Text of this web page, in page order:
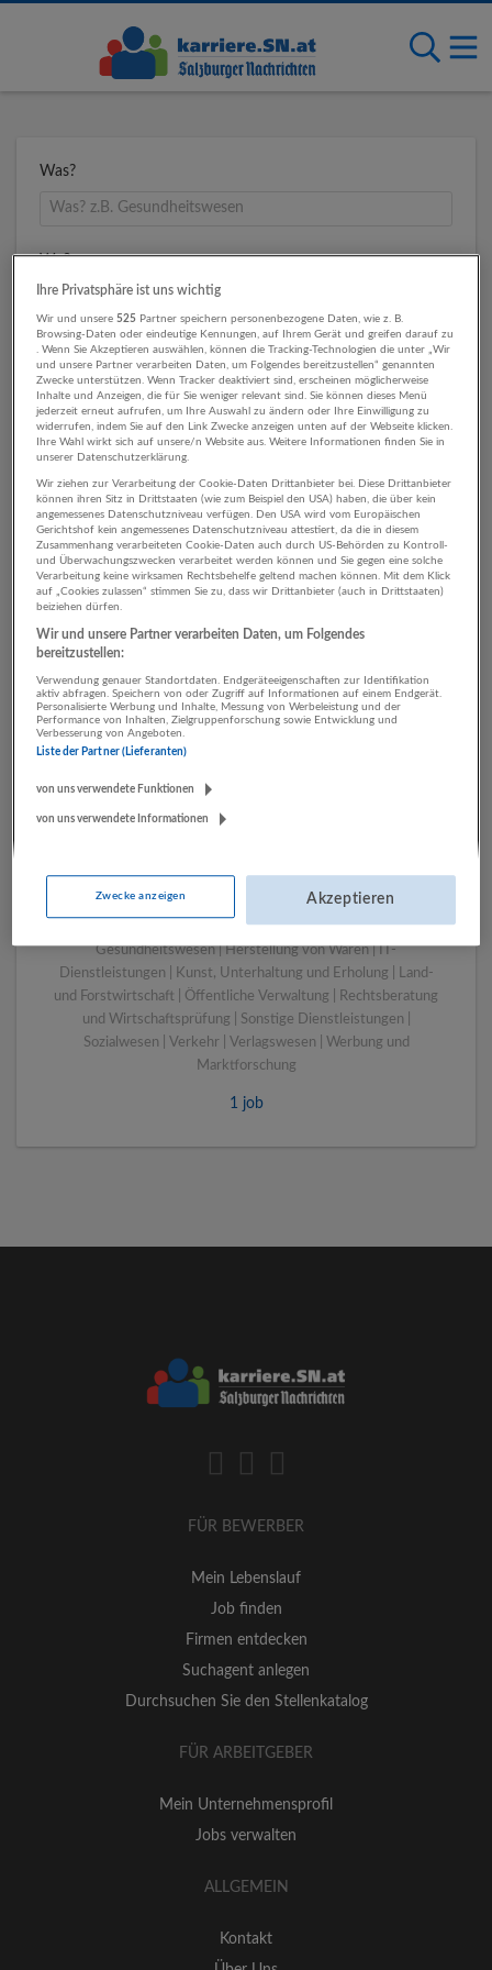
Was?
Wo?
Umkreis
1 Transport, Verkehr Sonstige
Dienstleistungen
Unternehmen
Bergheim bei Salzburg
Bau | Beherbergung und Gastronomie | Einzelhandel |
Energieversorgung | Finanz- und Versicherungsleistungen |
Gesundheitswesen | Herstellung von Waren | IT-
Dienstleistungen | Kunst, Unterhaltung und Erholung | Land-
und Forstwirtschaft | Öffentliche Verwaltung | Rechtsberatung
und Wirtschaftsprüfung | Sonstige Dienstleistungen |
Sozialwesen | Verkehr | Verlagswesen | Werbung und
Marktforschung
1 job
FÜR BEWERBER
Mein Lebenslauf
Job finden
Firmen entdecken
Suchagent anlegen
Durchsuchen Sie den Stellenkatalog
FÜR ARBEITGEBER
Mein Unternehmensprofil
Jobs verwalten
ALLGEMEIN
Kontakt
Ihre Privatsphäre ist uns wichtig
Wir und unsere525 Partner speichern personenbezogene Daten, wie z. B.
Browsing-Daten oder eindeutige Kennungen, auf Ihrem Gerät und greifen darauf zu
. Wenn Sie Akzeptieren auswählen, können die Tracking-Technologien die unter „Wir
und unsere Partner verarbeiten Daten, um Folgendes bereitzustellen“ genannten
Zwecke unterstützen. Wenn Tracker deaktiviert sind, erscheinen möglicherweise
Inhalte und Anzeigen, die für Sie weniger relevant sind. Sie können dieses Menü
jederzeit erneut aufrufen, um Ihre Auswahl zu ändern oder Ihre Einwilligung zu
widerrufen, indem Sie auf den Link Zwecke anzeigen unten auf der Webseite klicken.
Ihre Wahl wirkt sich auf unsere/n Website aus. Weitere Informationen finden Sie in
unserer Datenschutzerklärung.
Wir ziehen zur Verarbeitung der Cookie-Daten Drittanbieter bei. Diese Drittanbieter
können ihren Sitz in Drittstaaten (wie zum Beispiel den USA) haben, die über kein
angemessenes Datenschutzniveau verfügen. Den USA wird vom Europäischen
Gerichtshof kein angemessenes Datenschutzniveau attestiert, da die in diesem
Zusammenhang verarbeiteten Cookie-Daten auch durch US-Behörden zu Kontroll-
und Überwachungszwecken verarbeitet werden können und Sie gegen eine solche
Verarbeitung keine wirksamen Rechtsbehelfe geltend machen können. Mit dem Klick
auf „Cookies zulassen“ stimmen Sie zu, dass wir Drittanbieter (auch in Drittstaaten)
beiziehen dürfen.
Wir und unsere Partner verarbeiten Daten, um Folgendes
bereitzustellen:
Verwendung genauer Standortdaten. Endgeräteeigenschaften zur Identifikation
aktiv abfragen. Speichern von oder Zugriff auf Informationen auf einem Endgerät.
Personalisierte Werbung und Inhalte, Messung von Werbeleistung und der
Performance von Inhalten, Zielgruppenforschung sowie Entwicklung und
Verbesserung von Angeboten.
Liste der Partner (Lieferanten)
von uns verwendete Funktionen
von uns verwendete Informationen
Zwecke anzeigen Akzeptieren